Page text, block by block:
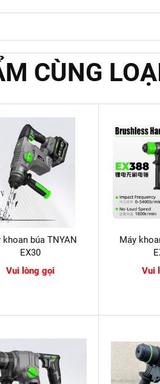
CÙNG
khoan búa TNYAN
EX30
Vui lòng gọi
Máy
Vui